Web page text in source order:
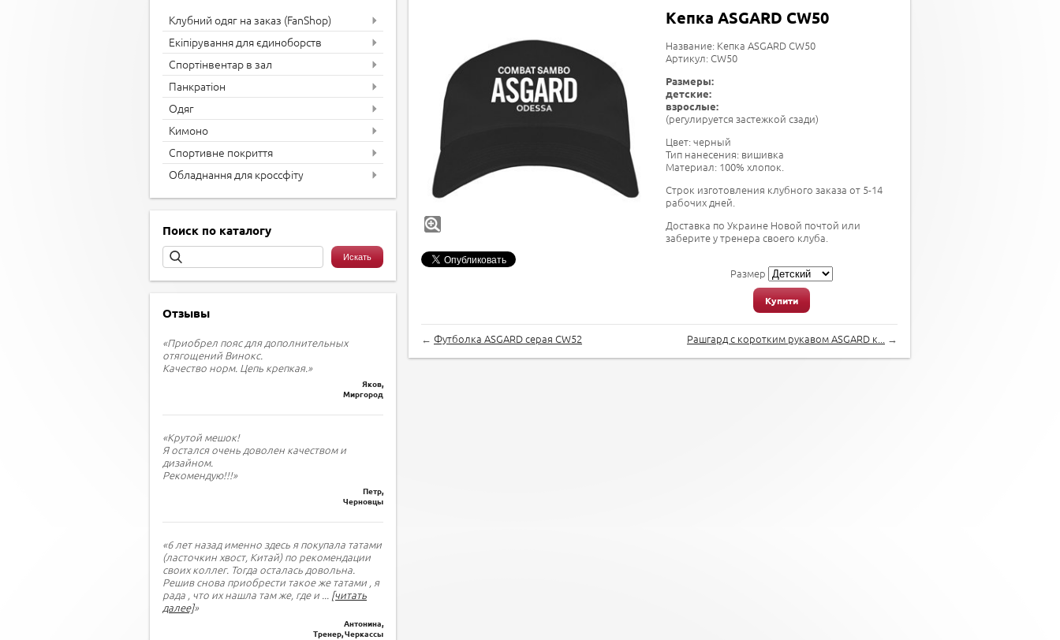
Клубний одяг на заказ (FanShop)
Екіпірування для єдиноборств
Спортінвентар в зал
Панкратіон
Одяг
Кимоно
Спортивне покриття
Обладнання для кроссфіту
Поиск по каталогу
Отзывы
«Приобрел пояс для дополнительных
отягощений Винокс.
Качество норм. Цепь крепкая.»
Яков,
Миргород
«Крутой мешок!
Я остался очень доволен качеством и
дизайном.
Рекомендую!!!»
Петр,
Черновцы
«6 лет назад именно здесь я покупала татами
(ласточкин хвост, Китай) по рекомендации
своих коллег. Тогда осталась довольна.
Решив снова приобрести такое же татами , я
рада , что их нашла там же, где и ... [читать
далее]»
Антонина,
Тренер, Черкассы
Кепка ASGARD CW50
Название: Кепка ASGARD CW50
Артикул: CW50
Размеры:
детские:
взрослые:
(регулируется застежкой сзади)
Цвет: черный
Тип нанесения: вишивка
Материал: 100% хлопок.
Строк изготовления клубного заказа от 5-14
рабочих дней.
Доставка по Украине Новой почтой или
заберите у тренера своего клуба.
Размер
Купити
← Футболка ASGARD серая CW52 Рашгард с коротким рукавом ASGARD к... →